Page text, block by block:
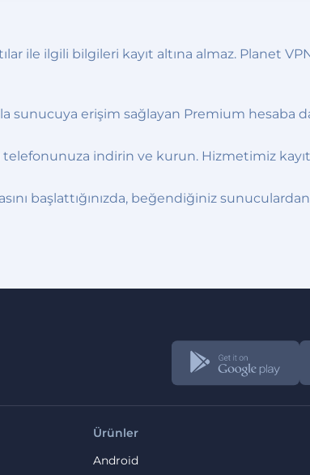
ile ilgili bilgileri kayıt altına almaz. Planet
sunucuya erişim sağlayan Premium hesaba
telefonunuza indirin ve kurun. Hizmetimiz
başlattığınızda, beğendiğiniz
Ürünler
Android